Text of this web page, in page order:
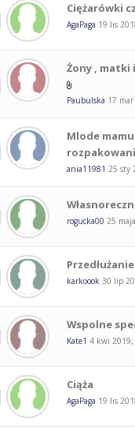
Ciężarówki
AgaPaga 19 lis
Żony , matki
Paubulska 17
Mlode
ania11981 25 sty
rogucka00 25
karkoook 30 lip
Wspolne
Kate1 4 kwi 2019,
Ciąża
AgaPaga 19 lis